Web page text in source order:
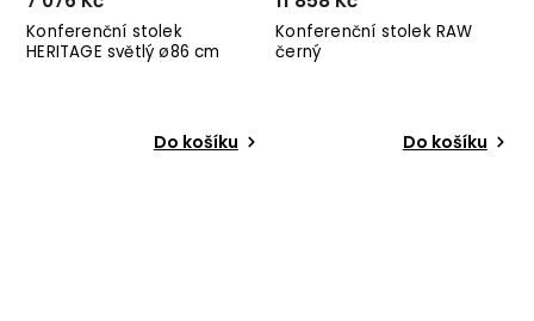
Konferenční stolek
HERITAGE světlý ø86 cm
Do košíku
Konferenční stolek RAW
černý
Do košíku